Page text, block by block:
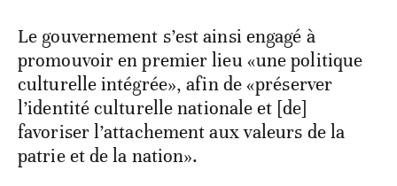
Le gouvernement s’est ainsi engagé à
promouvoir en premier lieu «une politique
culturelle intégrée», afin de «préserver
l’identité culturelle nationale et [de]
favoriser l’attachement aux valeurs de la
patrie et de la nation».